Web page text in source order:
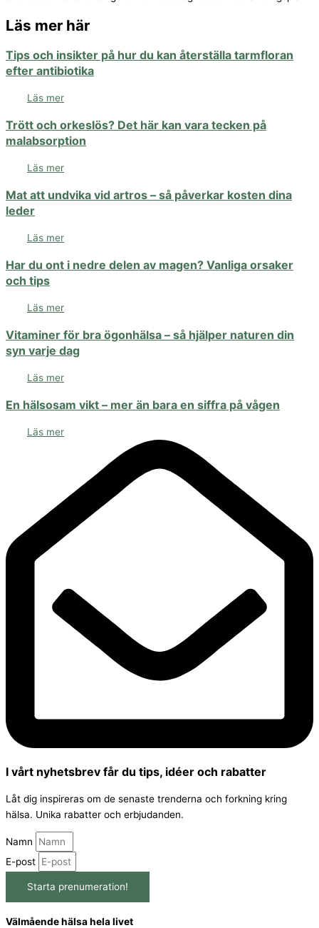
Läs mer här
Tips och insikter på hur du kan återställa tarmfloran
efter antibiotika
Läs mer
Trött och orkeslös? Det här kan vara tecken på
malabsorption
Läs mer
Mat att undvika vid artros – så påverkar kosten dina
leder
Läs mer
Har du ont i nedre delen av magen? Vanliga orsaker
och tips
Läs mer
Vitaminer för bra ögonhälsa – så hjälper naturen din
syn varje dag
Läs mer
En hälsosam vikt – mer än bara en siffra på vågen
Läs mer
I vårt nyhetsbrev får du tips, idéer och rabatter
Låt dig inspireras om de senaste trenderna och forkning kring
hälsa. Unika rabatter och erbjudanden.
Namn
E-post
Starta prenumeration!
Välmående hälsa hela livet